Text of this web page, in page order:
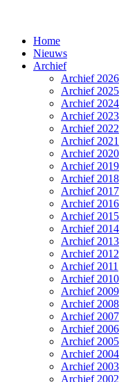
Home
Nieuws
Archief
Archief 2026
Archief 2025
Archief 2024
Archief 2023
Archief 2022
Archief 2021
Archief 2020
Archief 2019
Archief 2018
Archief 2017
Archief 2016
Archief 2015
Archief 2014
Archief 2013
Archief 2012
Archief 2011
Archief 2010
Archief 2009
Archief 2008
Archief 2007
Archief 2006
Archief 2005
Archief 2004
Archief 2003
Archief 2002